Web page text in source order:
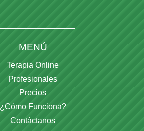
MENÚ
Terapia Online
Profesionales
Precios
¿Cómo Funciona?
Contáctanos